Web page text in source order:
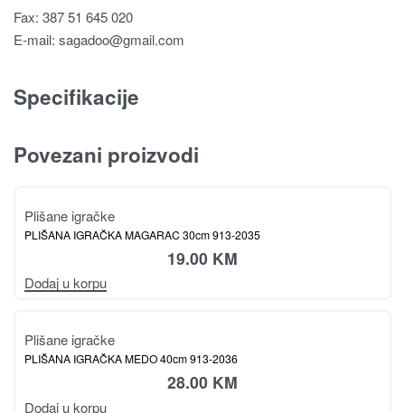
Fax: 387 51 645 020
E-mail: sagadoo@gmail.com
Specifikacije
Povezani proizvodi